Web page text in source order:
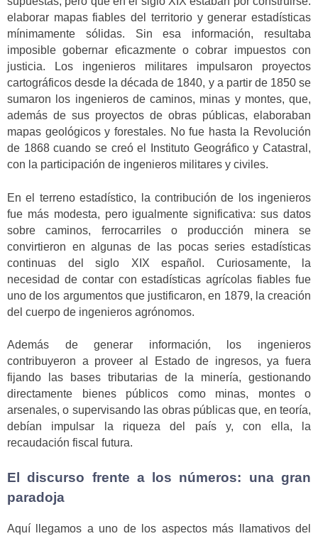
elaborar mapas fiables del territorio y generar estadísticas
mínimamente sólidas. Sin esa información, resultaba
imposible gobernar eficazmente o cobrar impuestos con
justicia. Los ingenieros militares impulsaron proyectos
cartográficos desde la década de 1840, y a partir de 1850 se
sumaron los ingenieros de caminos, minas y montes, que,
además de sus proyectos de obras públicas, elaboraban
mapas geológicos y forestales. No fue hasta la Revolución
de 1868 cuando se creó el Instituto Geográfico y Catastral,
con la participación de ingenieros militares y civiles.
En el terreno estadístico, la contribución de los ingenieros
fue más modesta, pero igualmente significativa: sus datos
sobre caminos, ferrocarriles o producción minera se
convirtieron en algunas de las pocas series estadísticas
continuas del siglo XIX español. Curiosamente, la
necesidad de contar con estadísticas agrícolas fiables fue
uno de los argumentos que justificaron, en 1879, la creación
del cuerpo de ingenieros agrónomos.
Además de generar información, los ingenieros
contribuyeron a proveer al Estado de ingresos, ya fuera
fijando las bases tributarias de la minería, gestionando
directamente bienes públicos como minas, montes o
arsenales, o supervisando las obras públicas que, en teoría,
debían impulsar la riqueza del país y, con ella, la
recaudación fiscal futura.
El discurso frente a los números: una gran
paradoja
Aquí llegamos a uno de los aspectos más llamativos del